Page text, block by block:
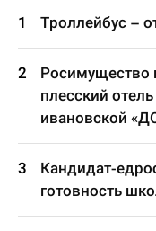
Троллейбус –
Росимущество
плесский
ивановской
Кандидат-
готовность